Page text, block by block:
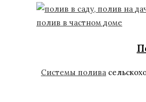
Системы полива